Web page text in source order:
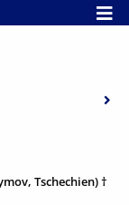
MENÜ
Tschechien) †